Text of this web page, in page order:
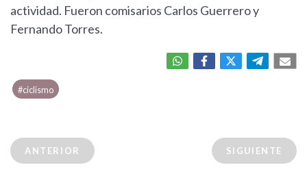
actividad. Fueron comisarios Carlos Guerrero y
Fernando Torres.
#ciclismo
ANTERIOR SIGUIENTE